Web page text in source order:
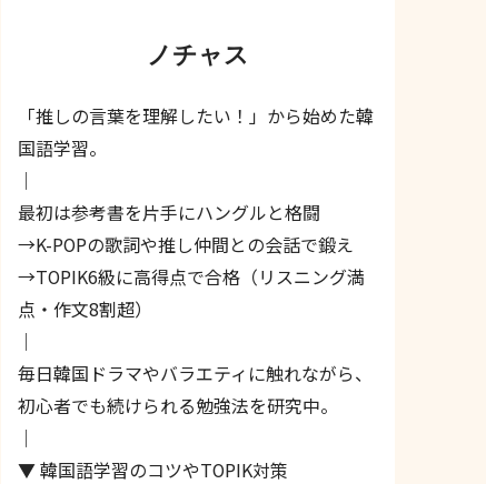
ノチャス
「推しの言葉を理解したい！」から始めた韓
国語学習。
｜
最初は参考書を片手にハングルと格闘
→K-POPの歌詞や推し仲間との会話で鍛え
→TOPIK6級に高得点で合格（リスニング満
点・作文8割超）
｜
毎日韓国ドラマやバラエティに触れながら、
初心者でも続けられる勉強法を研究中。
｜
▼ 韓国語学習のコツやTOPIK対策